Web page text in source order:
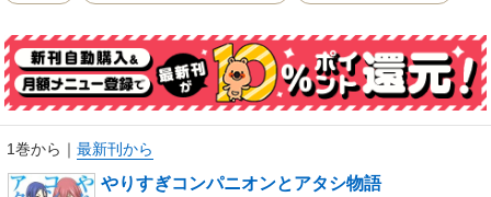
1巻から ｜ 最新刊から
やりすぎコンパニオンとアタシ物語